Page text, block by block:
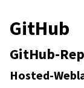
GitHub
GitHub-
Hosted-